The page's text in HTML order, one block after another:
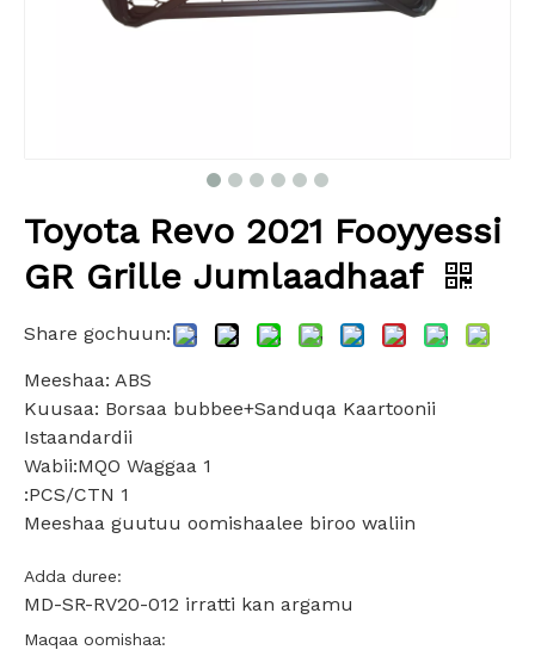
Toyota Revo 2021 Fooyyessi
GR Grille Jumlaadhaaf
Share gochuun:
Meeshaa: ABS
Kuusaa: Borsaa bubbee+Sanduqa Kaartoonii
Istaandardii
Wabii:MQO Waggaa 1
:PCS/CTN 1
Meeshaa guutuu oomishaalee biroo waliin
Adda duree:
MD-SR-RV20-012 irratti kan argamu
Maqaa oomishaa: